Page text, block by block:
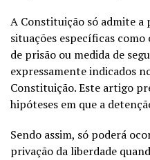
A Constituição só admite a
situações específicas
de prisão ou medida de
expressamente indicados
Constituição. Este artigo
hipóteses em que a
Sendo assim, só poderá
privação da liberdade